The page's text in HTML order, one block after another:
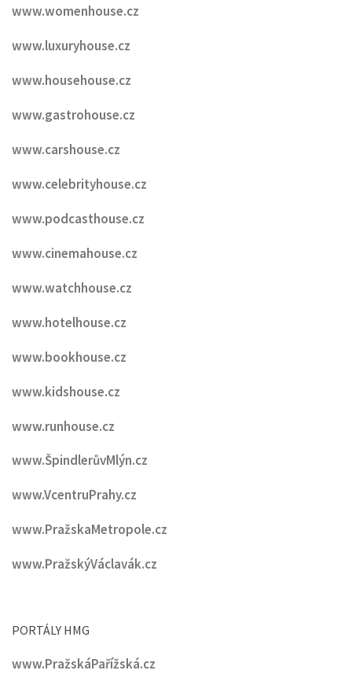
www.womenhouse.cz
www.luxuryhouse.cz
www.househouse.cz
www.gastrohouse.cz
www.carshouse.cz
www.celebrityhouse.cz
www.podcasthouse.cz
www.cinemahouse.cz
www.watchhouse.cz
www.hotelhouse.cz
www.bookhouse.cz
www.kidshouse.cz
www.runhouse.cz
www.ŠpindlerůvMlýn.cz
www.VcentruPrahy.cz
www.PražskaMetropole.cz
www.PražskýVáclavák.cz
PORTÁLY HMG
www.PražskáPařížská.cz